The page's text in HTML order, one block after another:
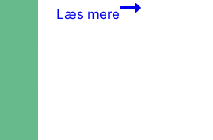
Læs mereVærksted: